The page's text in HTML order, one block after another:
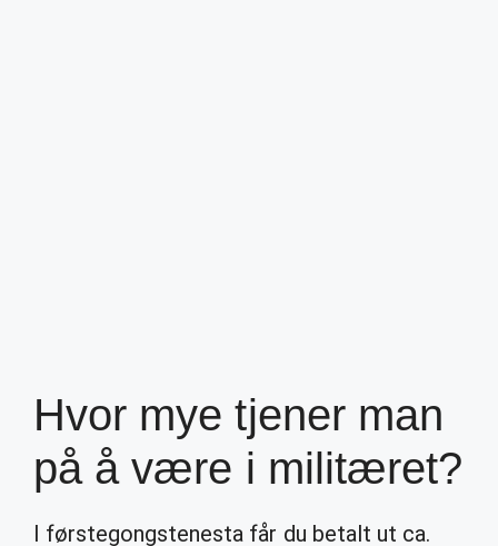
Hvor mye tjener man
på å være i militæret?
I førstegongstenesta får du betalt ut ca.